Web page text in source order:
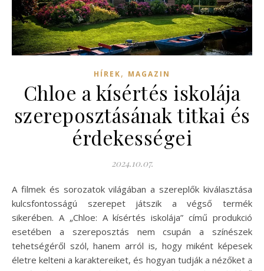
HÍREK, MAGAZIN
Chloe a kísértés iskolája
szereposztásának titkai és
érdekességei
2024.10.07.
A filmek és sorozatok világában a szereplők kiválasztása
kulcsfontosságú szerepet játszik a végső termék
sikerében. A „Chloe: A kísértés iskolája” című produkció
esetében a szereposztás nem csupán a színészek
tehetségéről szól, hanem arról is, hogy miként képesek
életre kelteni a karaktereiket, és hogyan tudják a nézőket a